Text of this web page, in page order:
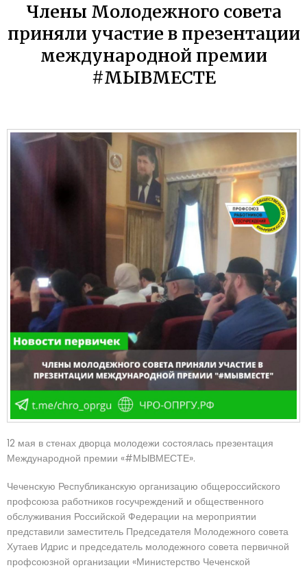
Члены Молодежного совета
приняли участие в презентации
международной премии
#МЫВМЕСТЕ
12 мая в стенах дворца молодежи состоялась презентация
Международной премии «#МЫВМЕСТЕ».
Чеченскую Республиканскую организацию общероссийского
профсоюза работников госучреждений и общественного
обслуживания Российской Федерации на мероприятии
представили заместитель Председателя Молодежного совета
Хутаев Идрис и председатель молодежного совета первичной
профсоюзной организации «Министерство Чеченской